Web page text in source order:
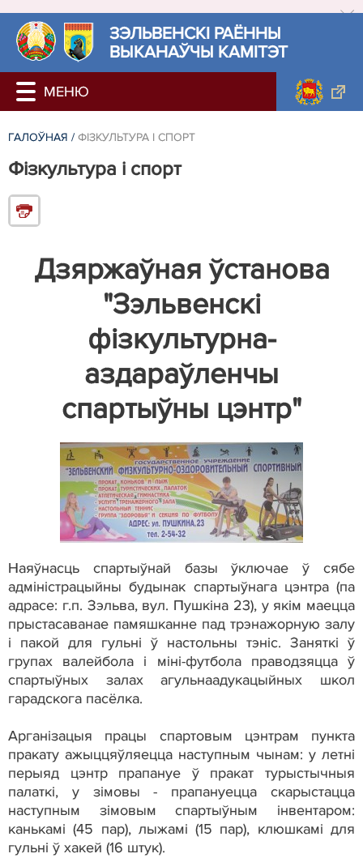
ЗЭЛЬВЕНСКІ РАЁННЫ
ВЫКАНАЎЧЫ КАМІТЭТ
ГАЛОЎНАЯ / ФІЗКУЛЬТУРА І СПОРТ
Фізкультура і спорт
Дзяржаўная ўстанова
"Зэльвенскі
фізкультурна-
аздараўленчы
спартыўны цэнтр"
Наяўнасць спартыўнай базы ўключае ў сябе
адміністрацыйны будынак спартыўнага цэнтра (па
адрасе: г.п. Зэльва, вул. Пушкіна 23), у якім маецца
прыстасаванае памяшканне пад трэнажорную залу
і пакой для гульні ў настольны тэніс. Заняткі ў
групах валейбола і міні-футбола праводзяцца ў
спартыўных залах агульнаадукацыйных школ
гарадскога пасёлка.
Арганізацыя працы спартовым цэнтрам пункта
пракату ажыццяўляецца наступным чынам: у летні
перыяд цэнтр прапануе ў пракат турыстычныя
палаткі, у зімовы - прапануецца скарыстацца
наступным зімовым спартыўным інвентаром:
канькамі (45 пар), лыжамі (15 пар), клюшкамі для
гульні ў хакей (16 штук).